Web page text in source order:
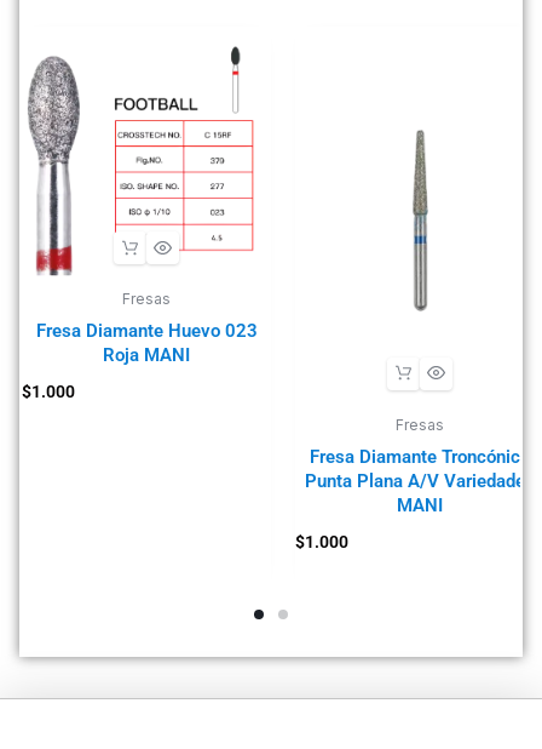
Fresas
Fresa Diamante Huevo 023
Roja MANI
$1.000
Fresas
Fresa Diamante Troncónica
Punta Plana A/V Variedades
MANI
$1.000